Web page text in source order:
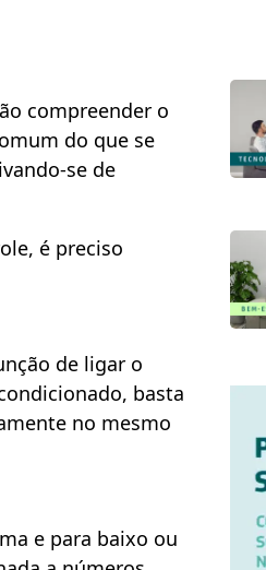
compreender o
do que se
se de
é preciso
de ligar o
basta
no mesmo
e para baixo ou